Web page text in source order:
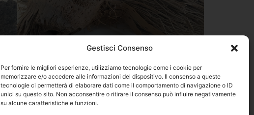
Gestisci Consenso
Per fornire le migliori esperienze, utilizziamo tecnologie come i cookie per
memorizzare e/o accedere alle informazioni del dispositivo. Il consenso a queste
tecnologie ci permetterà di elaborare dati come il comportamento di navigazione o ID
unici su questo sito. Non acconsentire o ritirare il consenso può influire negativamente
su alcune caratteristiche e funzioni.